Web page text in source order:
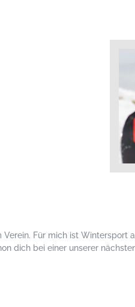
Für mich ist Wintersport
dich bei einer unserer